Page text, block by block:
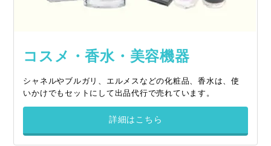
コスメ・香水・美容機器
シャネルやブルガリ、エルメスなどの化粧品、香水は、使
いかけでもセットにして出品代行で売れています。
詳細はこちら